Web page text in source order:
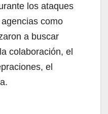
los ataques
como
a buscar
colaboración, el
el